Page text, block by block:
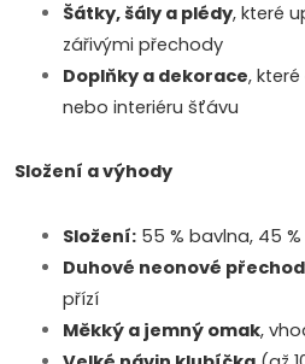
Šátky, šály a plédy, které
zářivými přechody
Doplňky a dekorace,
nebo interiéru šťávu
Složení a výhody
Složení: 55 % bavlna, 45
Duhové neonové
přízí
Měkký a jemný omak,